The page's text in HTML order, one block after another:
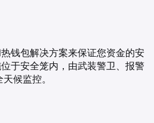
钱包解决方案来保证您资金的安
于安全笼内，由武装警卫、报警
候监控。